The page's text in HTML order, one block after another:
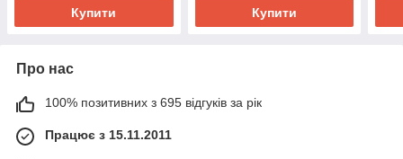
Купити Купити
Про нас
100% позитивних з 695 відгуків за рік
Працює з 15.11.2011